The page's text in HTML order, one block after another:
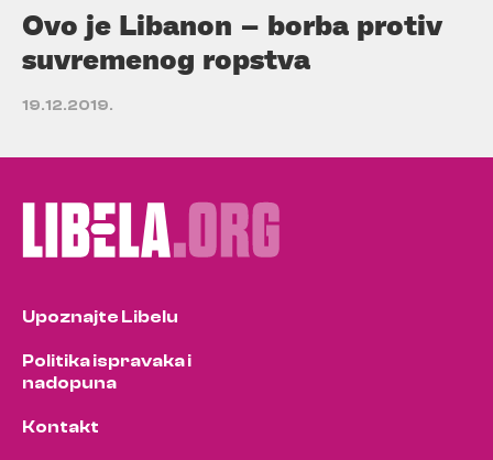
Ovo je Libanon – borba protiv
suvremenog ropstva
19.12.2019.
Upoznajte Libelu
Politika ispravaka i
nadopuna
Kontakt